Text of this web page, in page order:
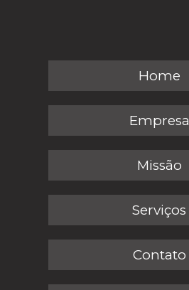
Home
Empresa
Missão
Serviços
Contato